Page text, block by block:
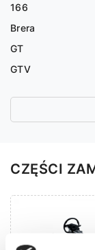
166
Brera
GT
GTV
CZĘŚCI